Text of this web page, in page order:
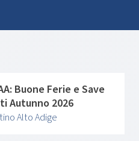
Buone Ferie e Save
Autunno 2026
Alto Adige